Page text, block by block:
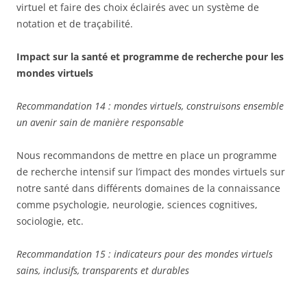
virtuel et faire des choix éclairés avec un système de
notation et de traçabilité.
Impact sur la santé et programme de recherche pour les
mondes virtuels
Recommandation 14 : mondes virtuels, construisons ensemble
un avenir sain de manière responsable
Nous recommandons de mettre en place un programme
de recherche intensif sur l’impact des mondes virtuels sur
notre santé dans différents domaines de la connaissance
comme psychologie, neurologie, sciences cognitives,
sociologie, etc.
Recommandation 15 : indicateurs pour des mondes virtuels
sains, inclusifs, transparents et durables